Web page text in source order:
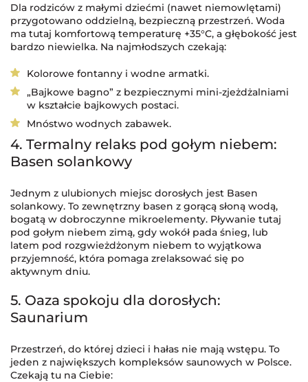
Dla rodziców z małymi dziećmi (nawet niemowlętami)
przygotowano oddzielną, bezpieczną przestrzeń. Woda
ma tutaj komfortową temperaturę +35°C, a głębokość jest
bardzo niewielka. Na najmłodszych czekają:
Kolorowe fontanny i wodne armatki.
„Bajkowe bagno” z bezpiecznymi mini-zjeżdżalniami
w kształcie bajkowych postaci.
Mnóstwo wodnych zabawek.
4. Termalny relaks pod gołym niebem:
Basen solankowy
Jednym z ulubionych miejsc dorosłych jest Basen
solankowy. To zewnętrzny basen z gorącą słoną wodą,
bogatą w dobroczynne mikroelementy. Pływanie tutaj
pod gołym niebem zimą, gdy wokół pada śnieg, lub
latem pod rozgwieżdżonym niebem to wyjątkowa
przyjemność, która pomaga zrelaksować się po
aktywnym dniu.
5. Oaza spokoju dla dorosłych:
Saunarium
Przestrzeń, do której dzieci i hałas nie mają wstępu. To
jeden z największych kompleksów saunowych w Polsce.
Czekają tu na Ciebie: